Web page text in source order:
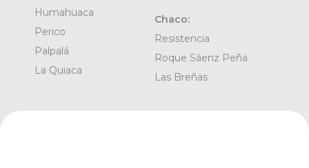
Humahuaca
Perico
Palpalá
La Quiaca
Chaco:
Resistencia
Roque Sáenz Peña
Las Breñas